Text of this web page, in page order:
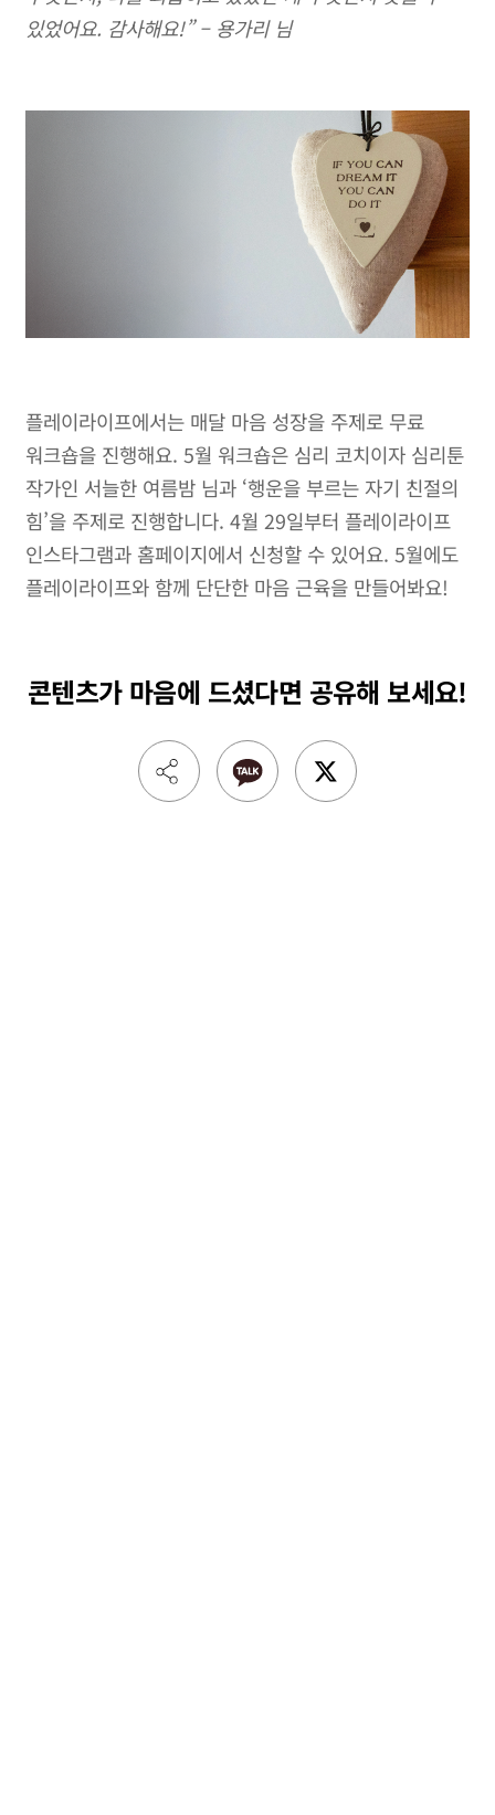
있었어요. 감사해요!” – 용가리 님
플레이라이프에서는 매달 마음 성장을 주제로 무료
워크숍을 진행해요. 5월 워크숍은 심리 코치이자 심리툰
작가인 서늘한 여름밤 님과 ‘행운을 부르는 자기 친절의
힘’을 주제로 진행합니다. 4월 29일부터 플레이라이프
인스타그램과 홈페이지에서 신청할 수 있어요. 5월에도
플레이라이프와 함께 단단한 마음 근육을 만들어봐요!
콘텐츠가 마음에 드셨다면 공유해 보세요!